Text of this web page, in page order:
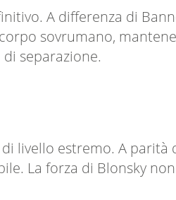
A differenza di
sovrumano,
separazione.
livello estremo. A parità
La forza di Blonsky